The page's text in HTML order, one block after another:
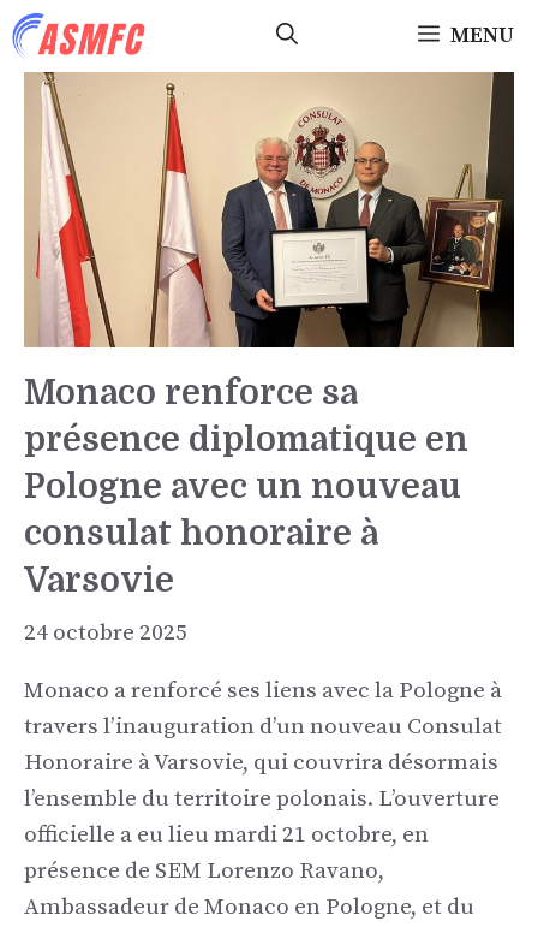
Aller
au
contenu
MENU
Monaco renforce sa
présence diplomatique en
Pologne avec un nouveau
consulat honoraire à
Varsovie
24 octobre 2025
Monaco a renforcé ses liens avec la Pologne à
travers l’inauguration d’un nouveau Consulat
Honoraire à Varsovie, qui couvrira désormais
l’ensemble du territoire polonais. L’ouverture
officielle a eu lieu mardi 21 octobre, en
présence de SEM Lorenzo Ravano,
Ambassadeur de Monaco en Pologne, et du